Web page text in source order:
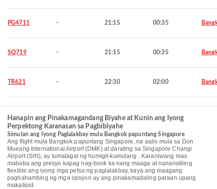
PG4711 - 21:15 00:35
SQ719 - 21:15 00:35
TR621 - 22:30 02:00
Hanapin ang Pinakamagandang Biyahe at Kunin ang Iyong
Perpektong Karanasan sa Pagbibiyahe
Simulan ang Iyong Paglalakbay mula Bangkok papuntang Singapore
Ang flight mula Bangkok papuntang Singapore, na aalis mula sa Don
Mueang International Airport (DMK) at darating sa Singapore Changi
Airport (SIN), ay tumatagal ng humigit-kumulang . Karaniwang mas
mababa ang presyo kapag nag-book ka nang maaga at nananatiling
flexible ang iyong mga petsa ng paglalakbay, kaya ang maagang
paghahambing ng mga opsyon ay ang pinakamadaling paraan upang
makatipid.